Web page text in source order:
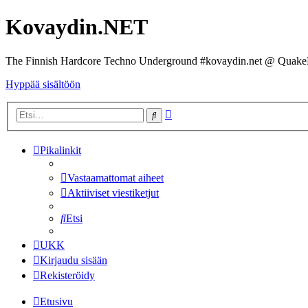
Kovaydin.NET
The Finnish Hardcore Techno Underground #kovaydin.net @
Hyppää sisältöön
Etsi
Pikalinkit
Vastaamattomat aiheet
Aktiiviset viestiketjut
Etsi
UKK
Kirjaudu sisään
Rekisteröidy
Etusivu